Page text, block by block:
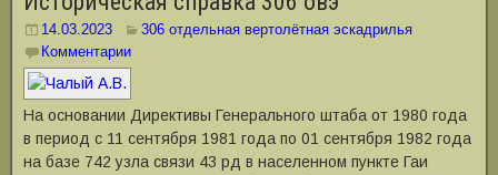
14.03.2023
306 отдельная вертолётная эскадрилья
Комментарии
На основании Директивы Генерального штаба от 1980 года
в период с 11 сентября 1981 года по 01 сентября 1982 года
на базе 742 узла связи 43 рд в населенном пункте Гаи